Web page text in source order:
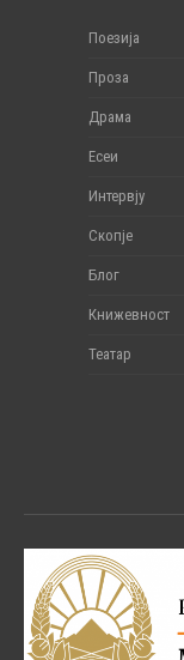
Поезија
Проза
Драма
Есеи
Интервју
Скопје
Блог
Книжевност
Театар